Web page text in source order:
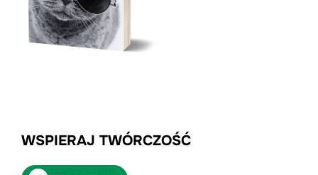
WSPIERAJ TWÓRCZOŚĆ